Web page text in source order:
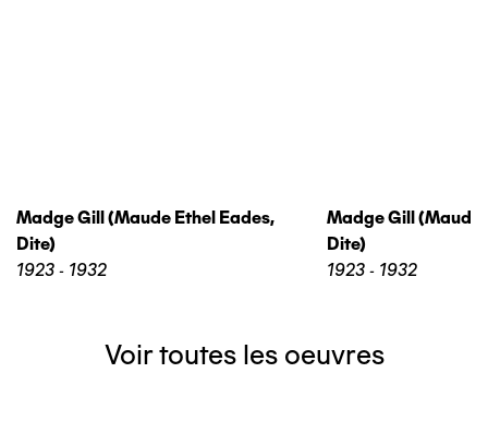
Madge Gill (maude Ethel Eades,
Dite)
1923 - 1932
Madge Gill (maude
Dite)
1923 - 1932
Voir toutes les oeuvres